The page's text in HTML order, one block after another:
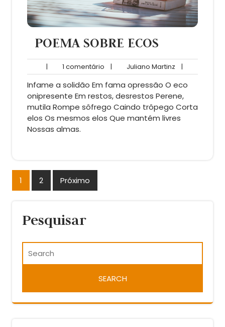
POEMA SOBRE ECOS
| 1 comentário
comentário
| Juliano Martinz Juliano
Martinz
|
Infame a solidão Em fama opressão O eco
onipresente Em restos, desrestos Perene,
mutila Rompe sôfrego Caindo trôpego Corta
elos Os mesmos elos Que mantém livres
Nossas almas.
Paginação de posts
1 2 Próximo
Pesquisar